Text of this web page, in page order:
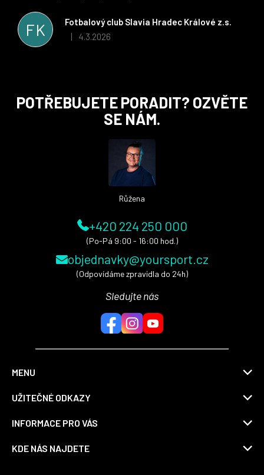
FK
Fotbalový club Slavia Hradec Králové z.s.
Hodnocení obchodu je 5 z 5 hvězdiček.
| 4.3.2026
stran. Věříme, že v tomto duchu bude spolupráce pokračovat
i nadále, nyní už začínáme řešit i první sady dresů ;)
POTŘEBUJETE PORADIT? OZVĚTE
SE NÁM.
Růžena
+420 224 250 000
(Po-Pá 9:00 - 16:00 hod.)
objednavky@yoursport.cz
(Odpovídáme zpravidla do 24h)
Sledujte nás
MENU
UŽITEČNÉ ODKAZY
INFORMACE PRO VÁS
KDE NÁS NAJDETE